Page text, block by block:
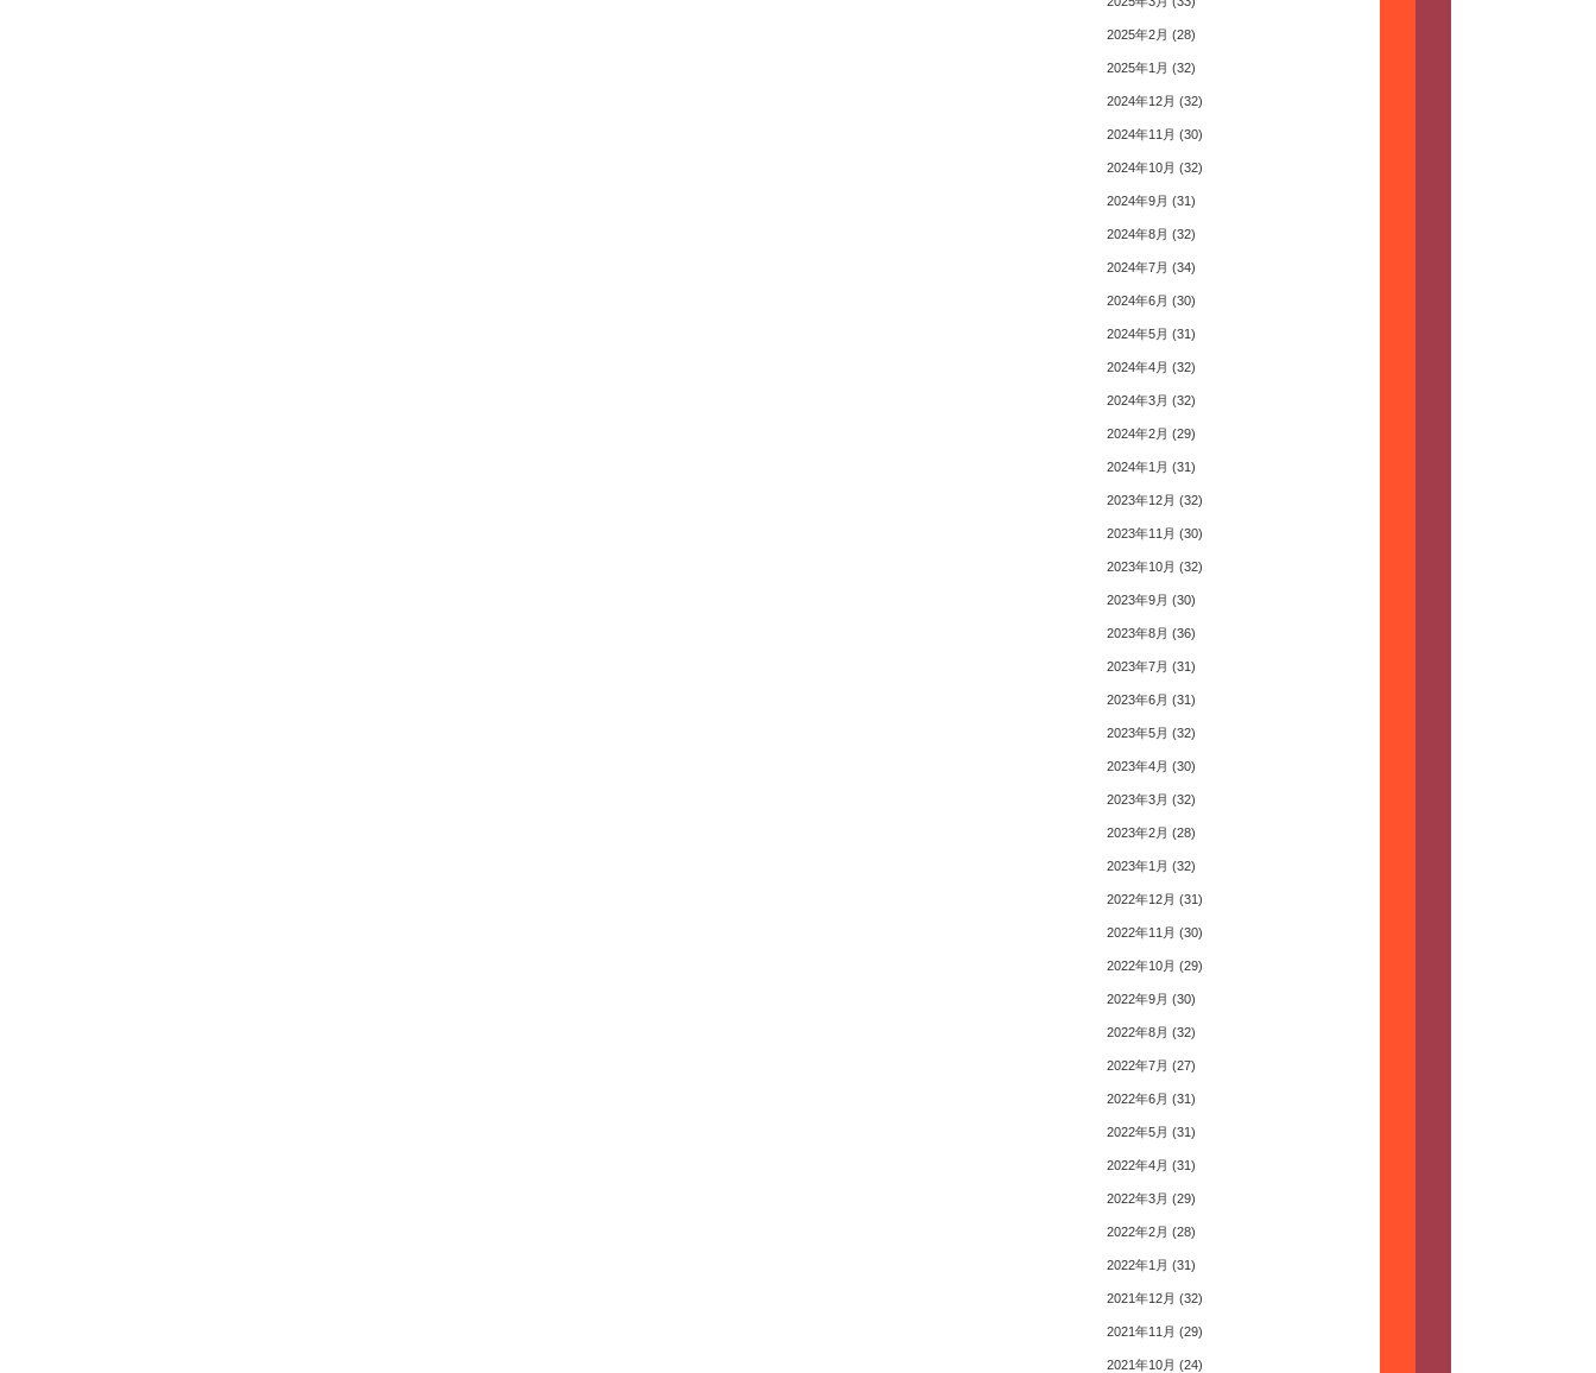
2025年2月 (28)
2025年1月 (32)
2024年12月 (32)
2024年11月 (30)
2024年10月 (32)
2024年9月 (31)
2024年8月 (32)
2024年7月 (34)
2024年6月 (30)
2024年5月 (31)
2024年4月 (32)
2024年3月 (32)
2024年2月 (29)
2024年1月 (31)
2023年12月 (32)
2023年11月 (30)
2023年10月 (32)
2023年9月 (30)
2023年8月 (36)
2023年7月 (31)
2023年6月 (31)
2023年5月 (32)
2023年4月 (30)
2023年3月 (32)
2023年2月 (28)
2023年1月 (32)
2022年12月 (31)
2022年11月 (30)
2022年10月 (29)
2022年9月 (30)
2022年8月 (32)
2022年7月 (27)
2022年6月 (31)
2022年5月 (31)
2022年4月 (31)
2022年3月 (29)
2022年2月 (28)
2022年1月 (31)
2021年12月 (32)
2021年11月 (29)
2021年10月 (24)